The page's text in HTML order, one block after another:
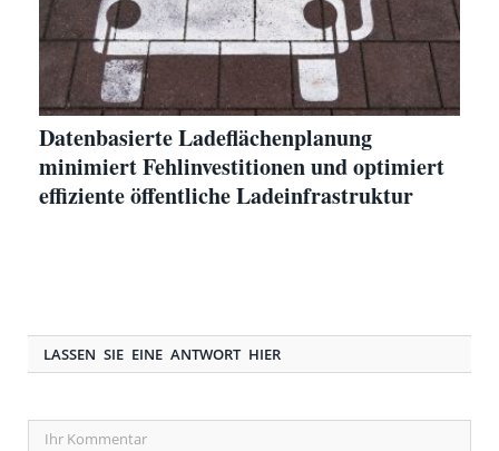
Datenbasierte Ladeflächenplanung
minimiert Fehlinvestitionen und optimiert
effiziente öffentliche Ladeinfrastruktur
LASSEN SIE EINE ANTWORT HIER